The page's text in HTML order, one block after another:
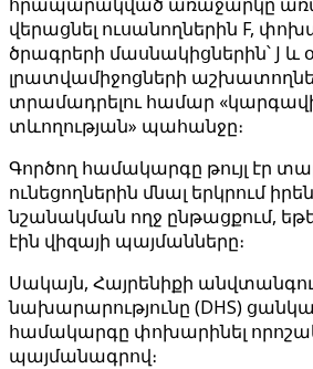
վերացնել ուսանողներին F,
ծրագրերի մասնակիցներին՝ J և
լրատվամիջոցների
տրամադրելու համար
տևողության» պահանջը։
Գործող համակարգը թույլ էր
ունեցողներին մնալ երկրում
նշանակման ողջ ընթացքում,
էին վիզայի պայմանները։
Սակայն, Հայրենիքի
նախարարությունը (DHS)
համակարգը փոխարինել
պայմանագրով։